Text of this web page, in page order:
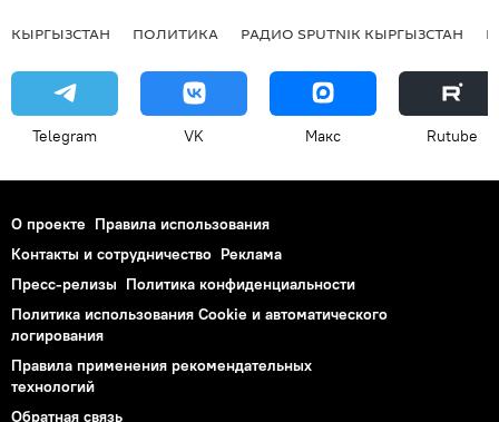
КЫРГЫЗСТАН ПОЛИТИКА РАДИО SPUTNIK КЫРГЫЗСТАН
Telegram VK Макс Rutube
О проекте Правила использования
Контакты и сотрудничество Реклама
Пресс-релизы Политика конфиденциальности
Политика использования Cookie и автоматического
логирования
Правила применения рекомендательных
технологий
Обратная связь